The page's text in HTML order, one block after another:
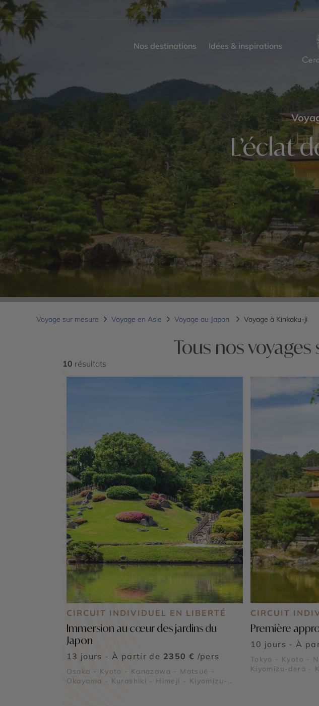
Nos destinations Idées & inspirations
L’éclat
Voyage sur mesure Voyage en Asie Voyage au Japon Voyage à Kinkaku-ji
Tous nos
10 résultats
CIRCUIT INDIVIDUEL EN LIBERTÉ
Immersion au cœur des jardins du
Japon
13 jours - À partir de 2350 € /pers
Osaka - Kyoto - Kanazawa - Matsué -
Okayama - Kurashiki - Himeji - Kiyomizu-
CIRCUIT
Première
10 jours - À
Tokyo - Kyoto -
Kiyomizu-dera -